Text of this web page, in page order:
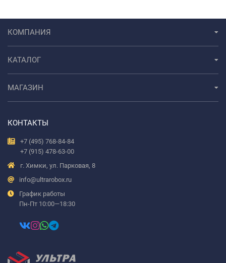
КОМПАНИЯ
КАТАЛОГ
МАГАЗИН
КОНТАКТЫ
+7 (495) 768-84-84
+7 (915) 478-63-00
г. Химки, ул. Парковая, 8
info@ultrarobox.ru
График работы
Пн-Пт 10:00—18:30